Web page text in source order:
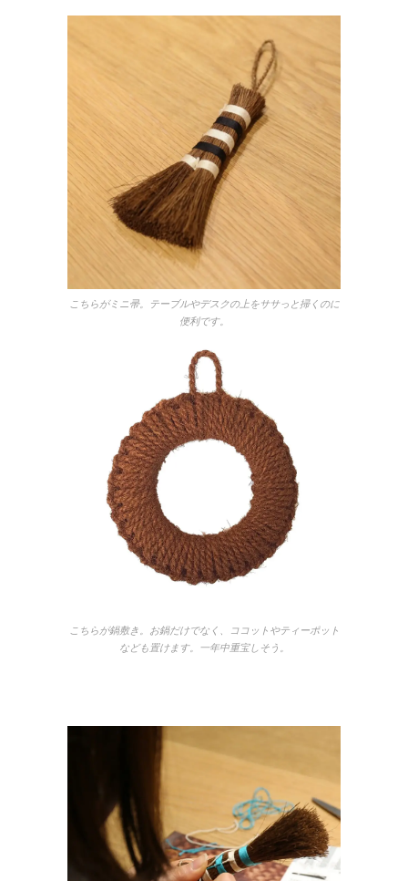
こちらがミニ帚。テーブルやデスクの上をササっと掃くのに
便利です。
こちらが鍋敷き。お鍋だけでなく、ココットやティーポット
なども置けます。一年中重宝しそう。